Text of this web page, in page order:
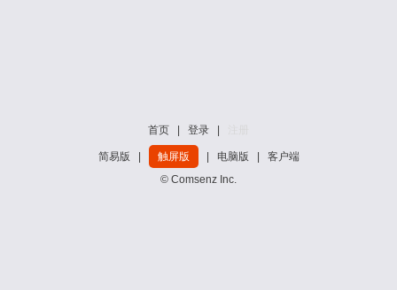
首页 登录
简易版 触屏版 电脑版
客户端
© Comsenz Inc.